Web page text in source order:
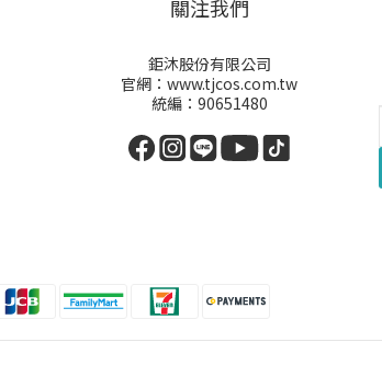
關注我們
鉅沐股份有限公司
官網：www.tjcos.com.tw
統編：90651480